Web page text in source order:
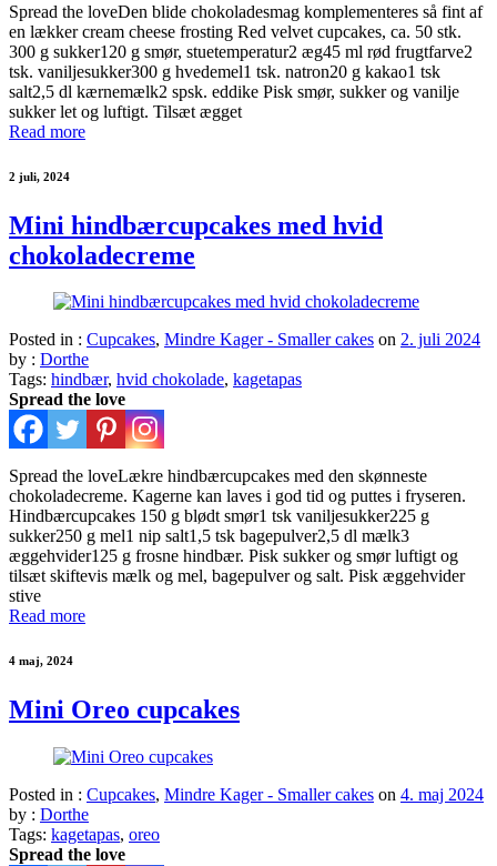
Spread the loveDen blide chokoladesmag komplementeres så fint af
en lækker cream cheese frosting Red velvet cupcakes, ca. 50 stk.
300 g sukker120 g smør, stuetemperatur2 æg45 ml rød frugtfarve2
tsk. vaniljesukker300 g hvedemel1 tsk. natron20 g kakao1 tsk
salt2,5 dl kærnemælk2 spsk. eddike Pisk smør, sukker og vanilje
sukker let og luftigt. Tilsæt ægget
Read more
2 juli, 2024
Mini hindbærcupcakes med hvid
chokoladecreme
Posted in : Cupcakes, Mindre Kager - Smaller cakes on 2. juli 2024
by : Dorthe
Tags: hindbær, hvid chokolade, kagetapas
Spread the love
Spread the loveLækre hindbærcupcakes med den skønneste
chokoladecreme. Kagerne kan laves i god tid og puttes i fryseren.
Hindbærcupcakes 150 g blødt smør1 tsk vaniljesukker225 g
sukker250 g mel1 nip salt1,5 tsk bagepulver2,5 dl mælk3
æggehvider125 g frosne hindbær. Pisk sukker og smør luftigt og
tilsæt skiftevis mælk og mel, bagepulver og salt. Pisk æggehvider
stive
Read more
4 maj, 2024
Mini Oreo cupcakes
Posted in : Cupcakes, Mindre Kager - Smaller cakes on 4. maj 2024
by : Dorthe
Tags: kagetapas, oreo
Spread the love